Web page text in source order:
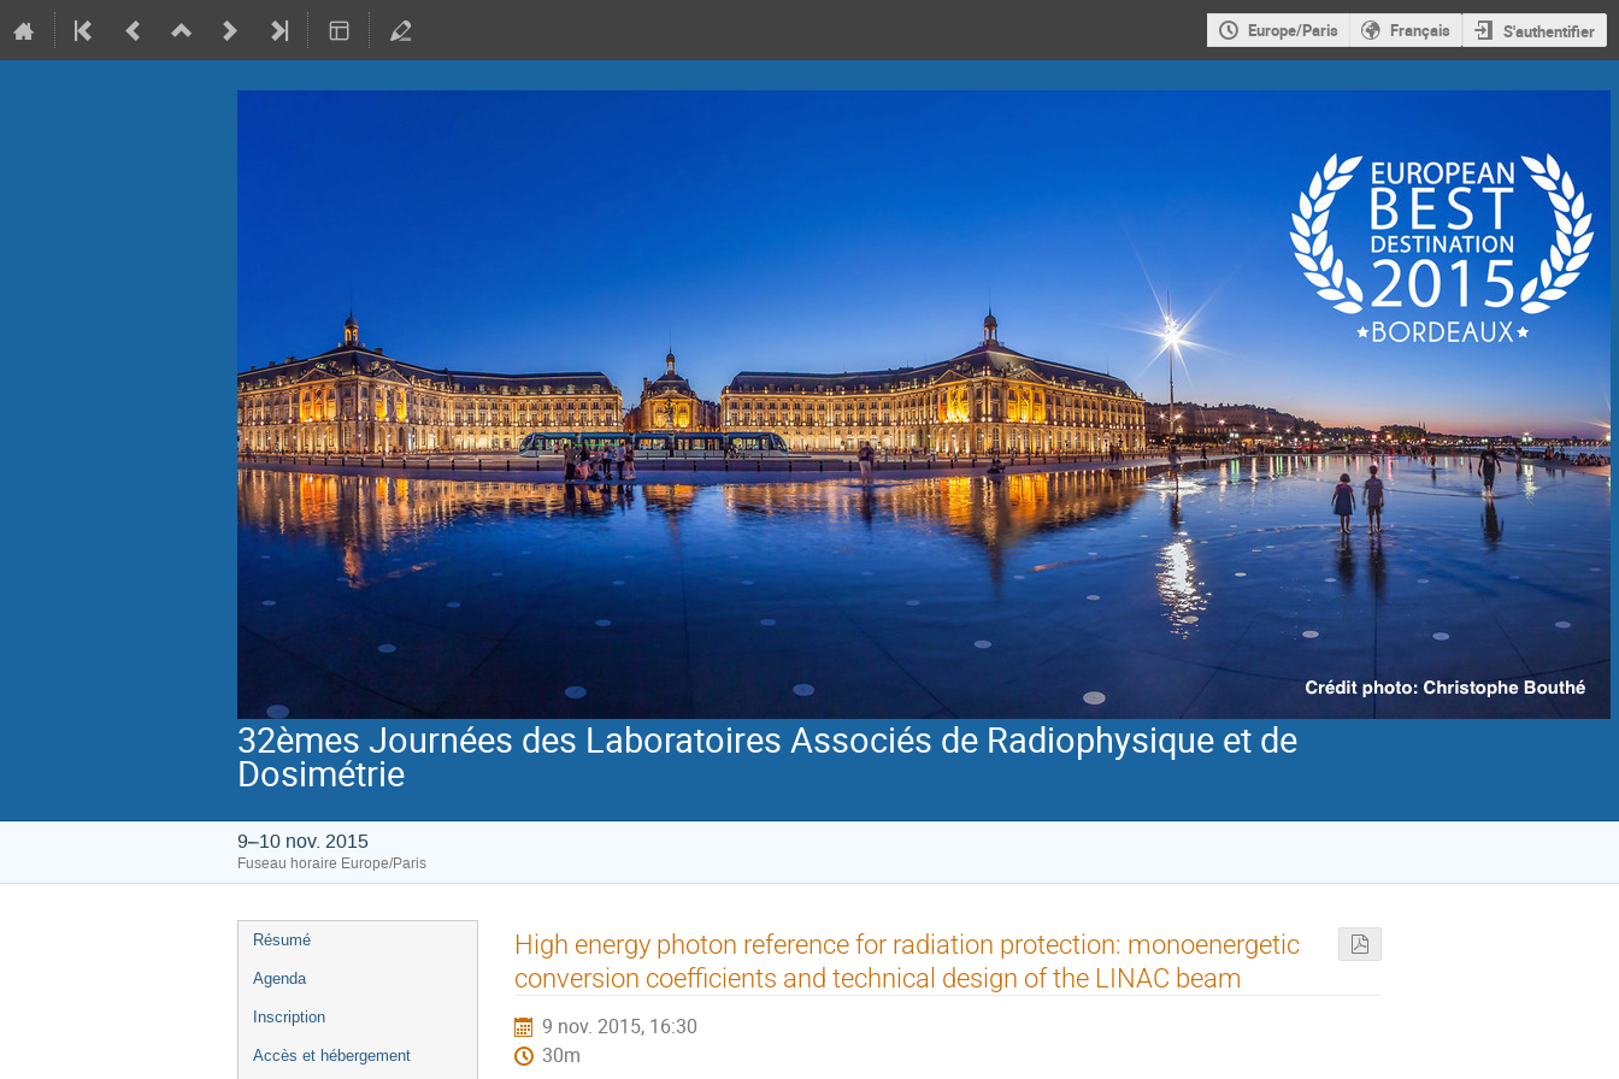
Europe/Paris Français S'authentifier
32èmes Journées des Laboratoires Associés de Radiophysique et de
Dosimétrie
9–10 nov. 2015
Fuseau horaire Europe/Paris
Menu
de
Résumé
Agenda
Inscription
Accès et hébergement
High energy photon reference for radiation protection: monoenergetic
conversion coefficients and technical design of the LINAC beam
9 nov. 2015, 16:30
30m